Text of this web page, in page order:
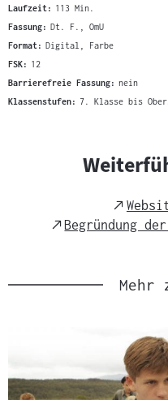
Laufzeit: 113 Min.
Fassung: Dt. F., OmU
Format: Digital, Farbe
FSK: 12
Barrierefreie Fassung: nein
Klassenstufen: 7. Klasse bis
Link
External
Begründung
Mehr